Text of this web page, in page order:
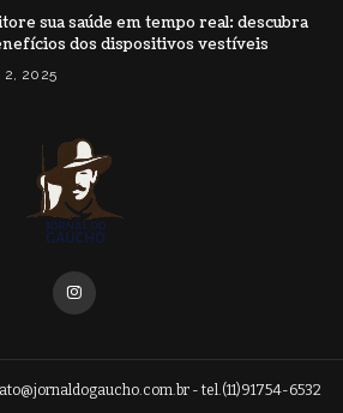
sua saúde em tempo real: descubra
dos dispositivos vestíveis
2, 2025
- tel.(11)91754-6532